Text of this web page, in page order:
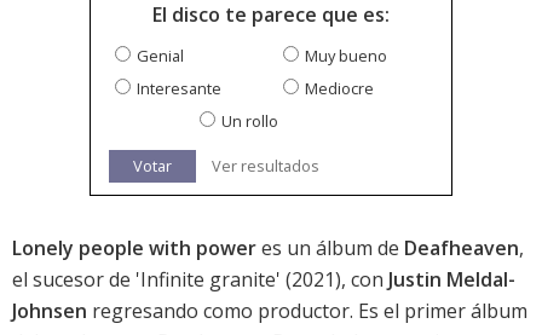
El disco te parece que es:
Genial
Muy bueno
Interesante
Mediocre
Un rollo
Votar Ver resultados
Lonely people with poweres un álbum de Deafheaven,
el sucesor de 'Infinite granite' (2021), con Justin Meldal-
Johnsen regresando como productor. Es el primer álbum